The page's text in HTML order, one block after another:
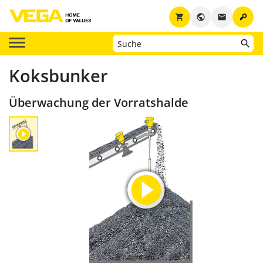
key
email
public
shopping_cart
Koksbunker
Überwachung der Vorratshalde